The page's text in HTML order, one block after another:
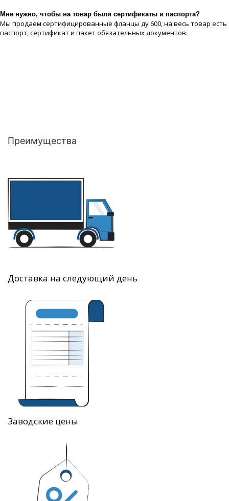
Мне нужно, чтобы на товар были сертификаты и паспорта?
Мы продаем сертифицированные фланцы ду 600, на весь товар есть
паспорт, сертификат и пакет обязательных документов.
Преимущества
Доставка на следующий день
Заводские цены